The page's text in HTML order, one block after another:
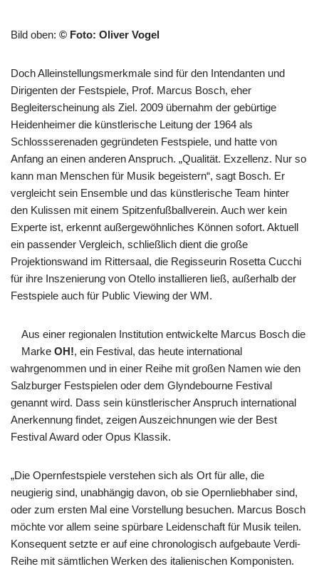
Bild oben: © Foto: Oliver Vogel
Doch Alleinstellungsmerkmale sind für den Intendanten und
Dirigenten der Festspiele, Prof. Marcus Bosch, eher
Begleiterscheinung als Ziel. 2009 übernahm der gebürtige
Heidenheimer die künstlerische Leitung der 1964 als
Schlossserenaden gegründeten Festspiele, und hatte von
Anfang an einen anderen Anspruch. „Qualität. Exzellenz. Nur so
kann man Menschen für Musik begeistern“, sagt Bosch. Er
vergleicht sein Ensemble und das künstlerische Team hinter
den Kulissen mit einem Spitzenfußballverein. Auch wer kein
Experte ist, erkennt außergewöhnliches Können sofort. Aktuell
ein passender Vergleich, schließlich dient die große
Projektionswand im Rittersaal, die Regisseurin Rosetta Cucchi
für ihre Inszenierung von Otello installieren ließ, außerhalb der
Festspiele auch für Public Viewing der WM.
Aus einer regionalen Institution entwickelte Marcus Bosch die
Marke OH!, ein Festival, das heute international
wahrgenommen und in einer Reihe mit großen Namen wie den
Salzburger Festspielen oder dem Glyndebourne Festival
genannt wird. Dass sein künstlerischer Anspruch international
Anerkennung findet, zeigen Auszeichnungen wie der Best
Festival Award oder Opus Klassik.
„Die Opernfestspiele verstehen sich als Ort für alle, die
neugierig sind, unabhängig davon, ob sie Opernliebhaber sind,
oder zum ersten Mal eine Vorstellung besuchen. Marcus Bosch
möchte vor allem seine spürbare Leidenschaft für Musik teilen.
Konsequent setzte er auf eine chronologisch aufgebaute Verdi-
Reihe mit sämtlichen Werken des italienischen Komponisten.